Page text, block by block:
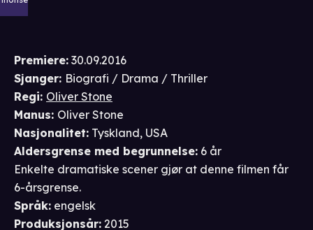
Premiere: 30.09.2016
Sjanger: Biografi / Drama / Thriller
Regi: Oliver Stone
Manus: Oliver Stone
Nasjonalitet: Tyskland, USA
Aldersgrense med begrunnelse: 6 år
Enkelte dramatiske scener gjør at denne filmen får
6-årsgrense.
Språk: engelsk
Produksjonsår: 2015